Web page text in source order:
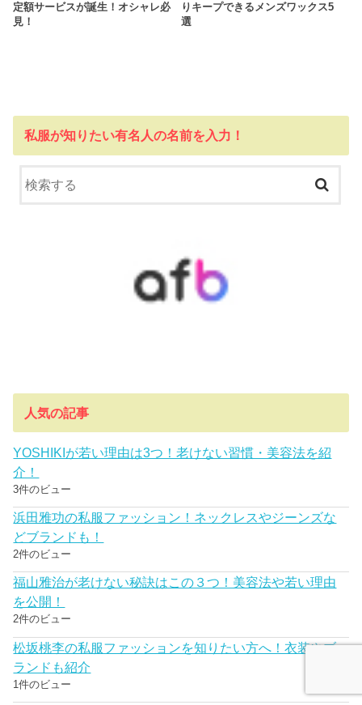
定額サービスが誕生！オシャレ必
見！
りキープできるメンズワックス5
選
私服が知りたい有名人の名前を入力！
人気の記事
YOSHIKIが若い理由は3つ！老けない習慣・美容法を紹
介！
3件のビュー
浜田雅功の私服ファッション！ネックレスやジーンズな
どブランドも！
2件のビュー
福山雅治が老けない秘訣はこの３つ！美容法や若い理由
を公開！
2件のビュー
松坂桃李の私服ファッションを知りたい方へ！衣装やブ
ランドも紹介
1件のビュー